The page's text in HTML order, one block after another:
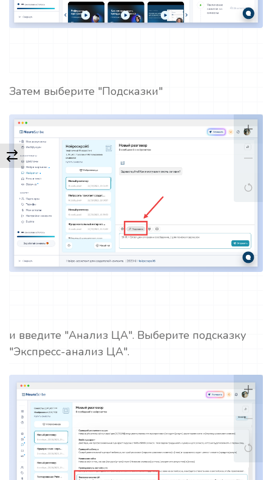
Затем выберите "Подсказки"
и введите "Анализ ЦА". Выберите подсказку
"Экспресс-анализ ЦА".